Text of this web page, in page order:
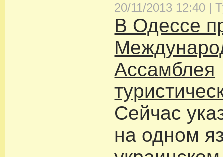
20/11/2013 12:40 |
В Одессе
Ассамблея
Сейчас
на одном